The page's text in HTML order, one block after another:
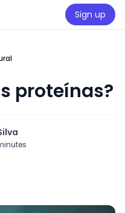
Sign up
proteínas?